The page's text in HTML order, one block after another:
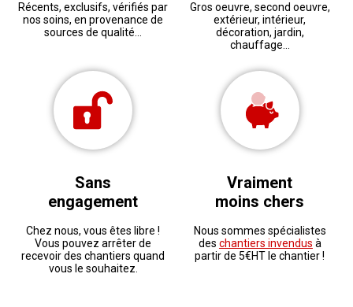
Récents, exclusifs, vérifiés par
nos soins, en provenance de
sources de qualité...
Gros oeuvre, second oeuvre,
extérieur, intérieur,
décoration, jardin,
chauffage...
Sans
engagement
Chez nous, vous êtes libre !
Vous pouvez arrêter de
recevoir des chantiers quand
vous le souhaitez.
Vraiment
moins chers
Nous sommes spécialistes
des chantiers invendus à
partir de 5€HT le chantier !